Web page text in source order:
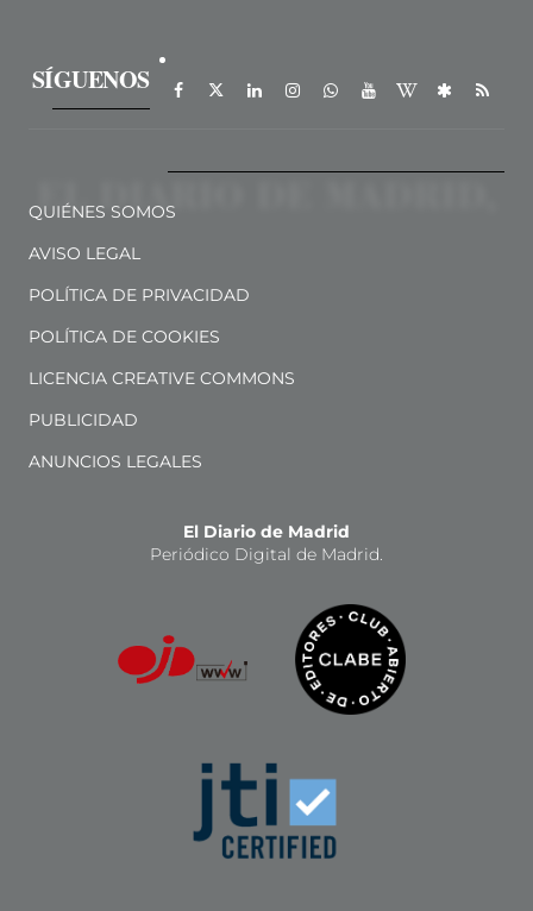
SÍGUENOS
QUIÉNES SOMOS
AVISO LEGAL
POLÍTICA DE PRIVACIDAD
POLÍTICA DE COOKIES
LICENCIA CREATIVE COMMONS
PUBLICIDAD
ANUNCIOS LEGALES
El Diario de Madrid
Periódico Digital de Madrid.